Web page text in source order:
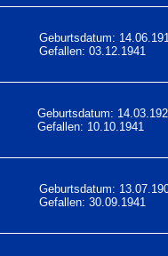
Geburtsdatum:
Gefallen: 03.12.1941
Geburtsdatum:
Gefallen: 10.10.1941
Geburtsdatum:
Gefallen: 30.09.1941